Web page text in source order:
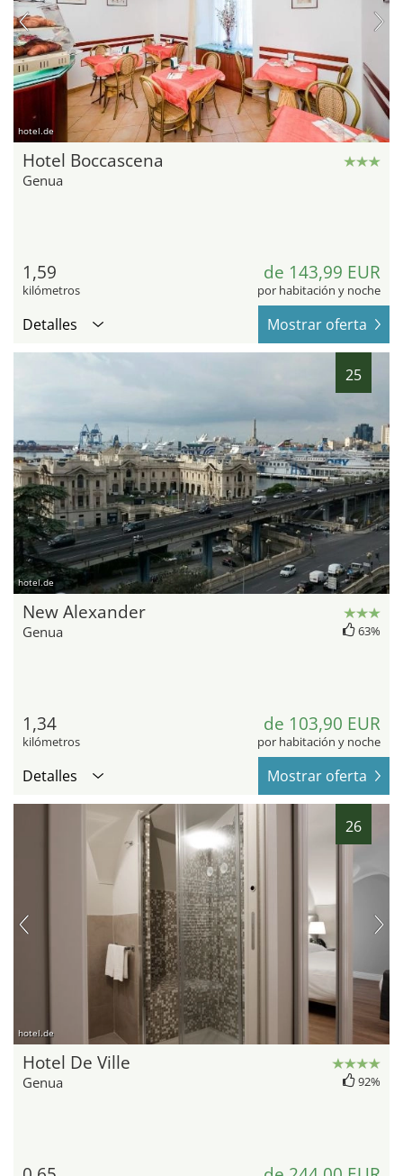
hotel.de
Hotel Boccascena
Genua
1,59
kilómetros
de 143,99 EUR
por habitación y noche
Detalles Mostrar oferta
25
hotel.de
New Alexander
Genua 63%
1,34
kilómetros
de 103,90 EUR
por habitación y noche
Detalles Mostrar oferta
26
hotel.de
Hotel De Ville
Genua 92%